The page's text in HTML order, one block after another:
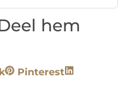
hem
Pinterest